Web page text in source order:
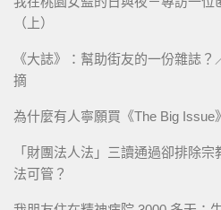
（上）
《大誌》：幫助街友的一份雜誌
摘
為什麼有人寧願買《The Big Issue
「財團法人法」三讀通過卻排除
法可管？